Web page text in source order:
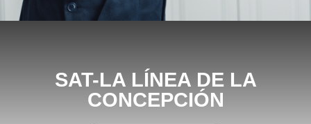
SAT-LA LÍNEA DE LA
CONCEPCIÓN